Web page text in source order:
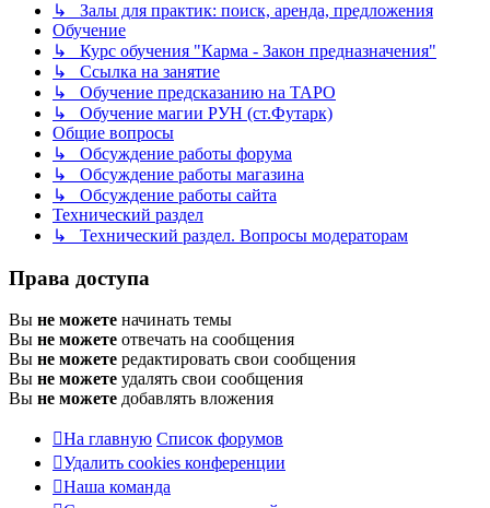
↳ Залы для практик: поиск, аренда, предложения
Обучение
↳ Курс обучения "Карма - Закон предназначения"
↳ Ссылка на занятие
↳ Обучение предсказанию на ТАРО
↳ Обучение магии РУН (ст.Футарк)
Общие вопросы
↳ Обсуждение работы форума
↳ Обсуждение работы магазина
↳ Обсуждение работы сайта
Технический раздел
↳ Технический раздел. Вопросы модераторам
Права доступа
Вы не можете начинать темы
Вы не можете отвечать на сообщения
Вы не можете редактировать свои сообщения
Вы не можете удалять свои сообщения
Вы не можете добавлять вложения
На главную Список форумов
Удалить cookies конференции
Наша команда